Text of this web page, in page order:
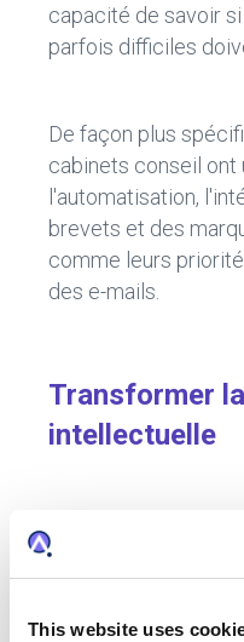
This website uses
capacité de savoir
parfois difficiles
De façon plus
cabinets conseil ont
l'automatisation,
brevets et des
comme leurs
des e-mails.
Transformer
intellectuelle
Les réponses
fait que renforcer le
de transformer la